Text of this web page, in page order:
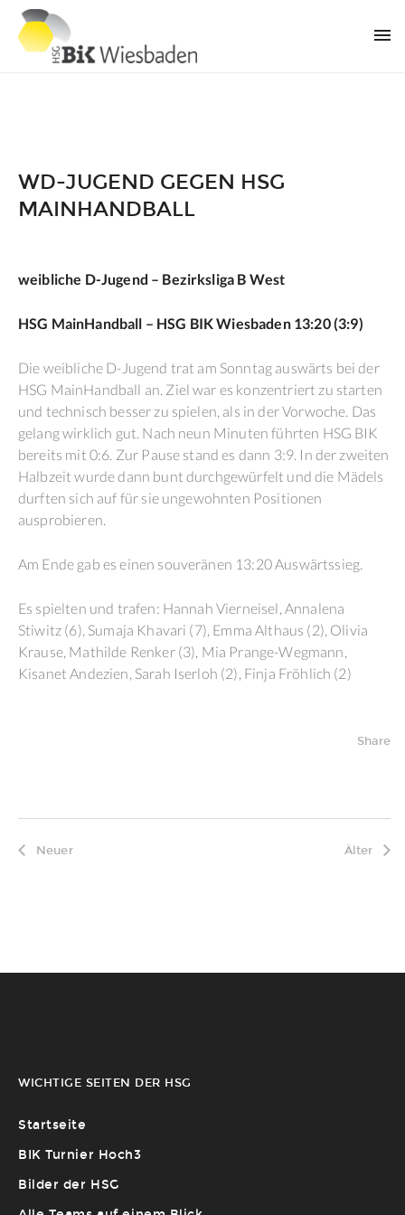
WD-JUGEND GEGEN HSG
MAINHANDBALL
weibliche D-Jugend – Bezirksliga B West
HSG MainHandball – HSG BIK Wiesbaden 13:20 (3:9)
Die weibliche D-Jugend trat am Sonntag auswärts bei der
HSG MainHandball an. Ziel war es konzentriert zu starten
und technisch besser zu spielen, als in der Vorwoche. Das
gelang wirklich gut. Nach neun Minuten führten HSG BIK
bereits mit 0:6. Zur Pause stand es dann 3:9. In der zweiten
Halbzeit wurde dann bunt durchgewürfelt und die Mädels
durften sich auf für sie ungewohnten Positionen
ausprobieren.
Am Ende gab es einen souveränen 13:20 Auswärtssieg.
Es spielten und trafen: Hannah Vierneisel, Annalena
Stiwitz (6), Sumaja Khavari (7), Emma Althaus (2), Olivia
Krause, Mathilde Renker (3), Mia Prange-Wegmann,
Kisanet Andezien, Sarah Iserloh (2), Finja Fröhlich (2)
Share
Neuer Älter
WICHTIGE SEITEN DER HSG
Startseite
BIK Turnier Hoch3
Bilder der HSG